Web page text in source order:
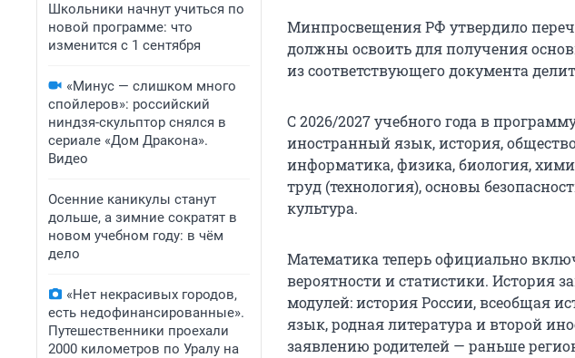
Школьники начнут учиться по
новой программе: что
изменится с 1 сентября
«Минус — слишком много
спойлеров»: российский
ниндзя-скульптор снялся в
сериале «Дом Дракона».
Видео
Осенние каникулы станут
дольше, а зимние сократят в
новом учебном году: в чём
дело
«Нет некрасивых городов,
есть недофинансированные».
Путешественники проехали
2000 километров по Уралу на
Минпросвещения РФ утвердило
должны освоить для получения
из соответствующего документа
С 2026/2027 учебного года в
иностранный язык, история,
информатика, физика, биология,
труд (технология), основы
культура.
Математика теперь официально
вероятности и статистики. История
модулей: история России, всеобщая
язык, родная литература и второй
заявлению родителей — раньше